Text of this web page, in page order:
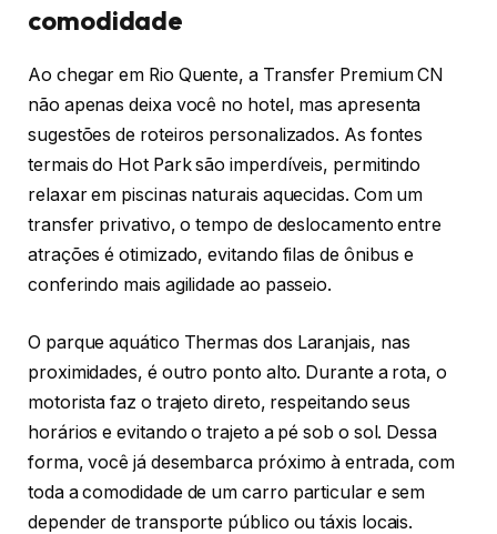
comodidade
Ao chegar em Rio Quente, a Transfer Premium CN
não apenas deixa você no hotel, mas apresenta
sugestões de roteiros personalizados. As fontes
termais do Hot Park são imperdíveis, permitindo
relaxar em piscinas naturais aquecidas. Com um
transfer privativo, o tempo de deslocamento entre
atrações é otimizado, evitando filas de ônibus e
conferindo mais agilidade ao passeio.
O parque aquático Thermas dos Laranjais, nas
proximidades, é outro ponto alto. Durante a rota, o
motorista faz o trajeto direto, respeitando seus
horários e evitando o trajeto a pé sob o sol. Dessa
forma, você já desembarca próximo à entrada, com
toda a comodidade de um carro particular e sem
depender de transporte público ou táxis locais.